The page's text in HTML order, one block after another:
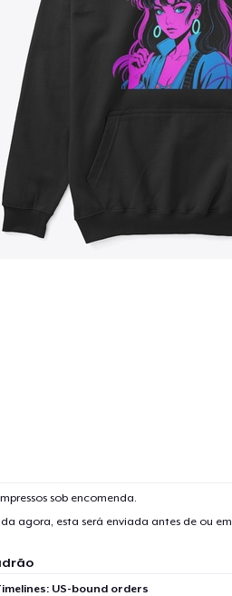
sob encomenda.
agora, esta será enviada antes de ou em
US-bound orders